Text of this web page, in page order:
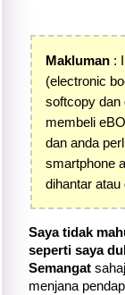
Makluman :
(electronic
softcopy dan
membeli
dan anda
smartphone
dihantar
Saya tidak
seperti saya
Semangat
menjana